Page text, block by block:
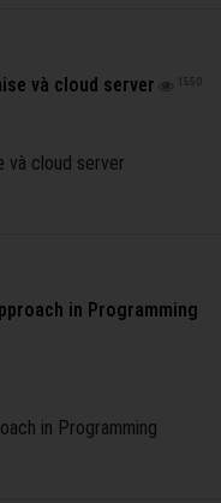
và cloud server 1550
và cloud server
in Programming
in Programming